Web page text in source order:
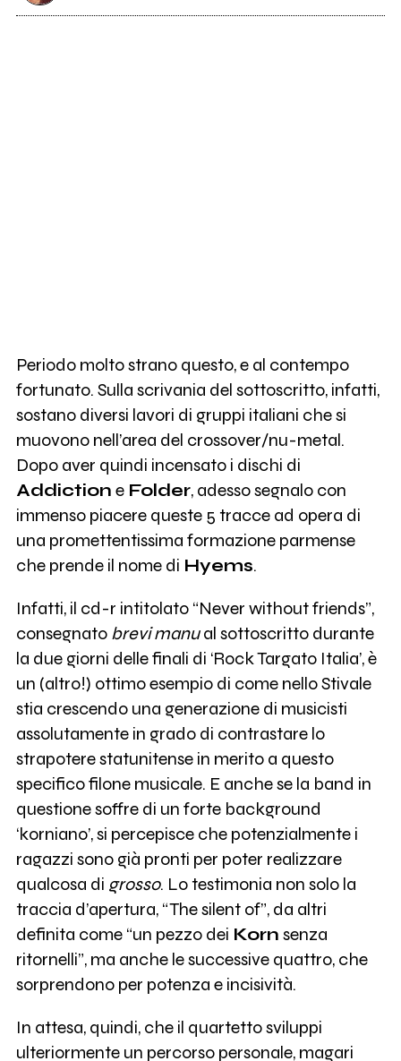
Periodo molto strano questo, e al contempo
fortunato. Sulla scrivania del sottoscritto, infatti,
sostano diversi lavori di gruppi italiani che si
muovono nell’area del crossover/nu-metal.
Dopo aver quindi incensato i dischi di
Addiction e Folder, adesso segnalo con
immenso piacere queste 5 tracce ad opera di
una promettentissima formazione parmense
che prende il nome di Hyems.
Infatti, il cd-r intitolato “Never without friends”,
consegnato brevi manual sottoscritto durante
la due giorni delle finali di ‘Rock Targato Italia’, è
un (altro!) ottimo esempio di come nello Stivale
stia crescendo una generazione di musicisti
assolutamente in grado di contrastare lo
strapotere statunitense in merito a questo
specifico filone musicale. E anche se la band in
questione soffre di un forte background
‘korniano’, si percepisce che potenzialmente i
ragazzi sono già pronti per poter realizzare
qualcosa di grosso. Lo testimonia non solo la
traccia d’apertura, “The silent of”, da altri
definita come “un pezzo dei Korn senza
ritornelli”, ma anche le successive quattro, che
sorprendono per potenza e incisività.
In attesa, quindi, che il quartetto sviluppi
ulteriormente un percorso personale, magari